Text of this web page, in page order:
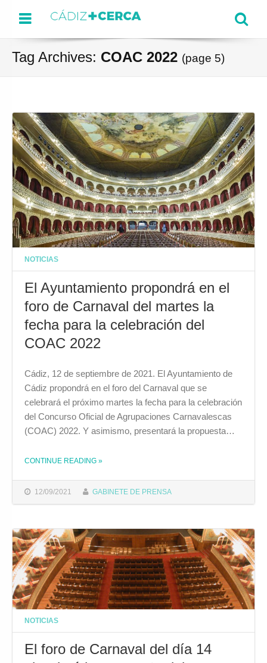
Menu
Tag Archives: COAC 2022 (page 5)
NOTICIAS
El Ayuntamiento propondrá en el
foro de Carnaval del martes la
fecha para la celebración del
COAC 2022
12/09/2021 GABINETE DE PRENSA
Cádiz, 12 de septiembre de 2021. El Ayuntamiento de
Cádiz propondrá en el foro del Carnaval que se
celebrará el próximo martes la fecha para la celebración
del Concurso Oficial de Agrupaciones Carnavalescas
(COAC) 2022. Y asimismo, presentará la propuesta…
CONTINUE READING THE "EL AYUNTAMIENTO PROPONDRÁ EN EL FORO DE CARNAVAL DEL MARTES LA FECHA PARA LA CELEBRACIÓN DEL COAC 2022"
»
NOTICIAS
El foro de Carnaval del día 14